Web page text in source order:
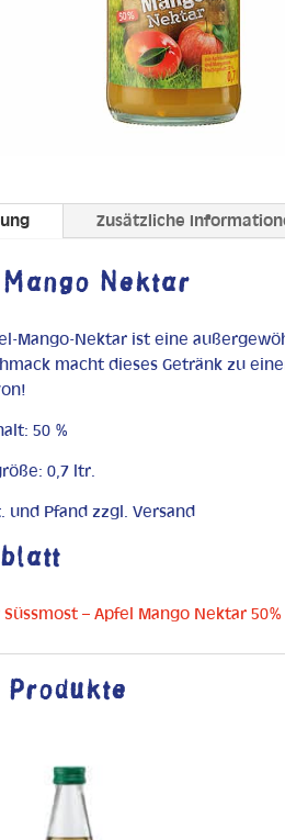
Zusätzliche
Nektar
Mango-Nektar ist eine
macht dieses Getränk zu
50 %
0,7 ltr.
und Pfand zzgl. Versand
Süssmost – Apfel Mango Nektar 50%
Produkte